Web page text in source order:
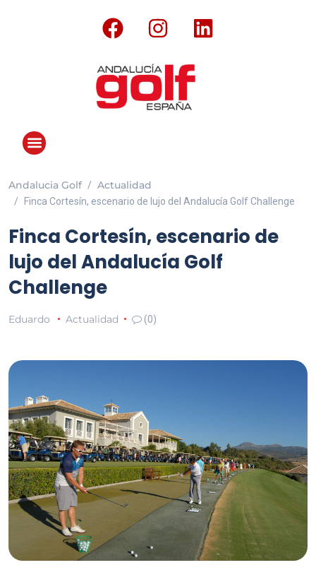
Andalucia Golf Actualidad
Finca Cortesín, escenario de lujo del Andalucía Golf Challenge
Finca Cortesín, escenario de
lujo del Andalucía Golf
Challenge
Eduardo Actualidad (0)